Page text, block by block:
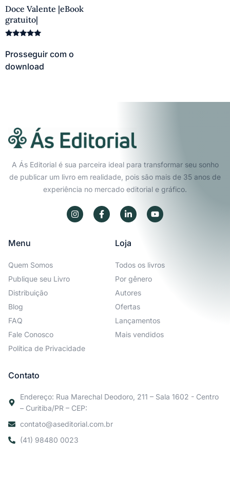
Doce Valente |eBook
gratuito|
5.00
de 5
Prosseguir com o
download
A Ás Editorial é sua parceira ideal para transformar seu sonho
de publicar um livro em realidade, pois são mais de 35 anos de
experiência no mercado editorial e gráfico.
Menu
Quem Somos
Publique seu Livro
Distribuição
Blog
FAQ
Fale Conosco
Política de Privacidade
Loja
Todos os livros
Por gênero
Autores
Ofertas
Lançamentos
Mais vendidos
Contato
Endereço: Rua Marechal Deodoro, 211 – Sala 1602 - Centro
– Curitiba/PR – CEP:
contato@aseditorial.com.br
(41) 98480 0023